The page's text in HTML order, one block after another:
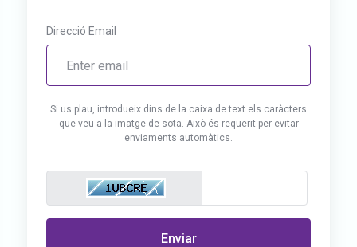
Direcció Email
Si us plau, introdueix dins de la caixa de text els caràcters
que veu a la imatge de sota. Això és requerit per evitar
enviaments automàtics.
Enviar